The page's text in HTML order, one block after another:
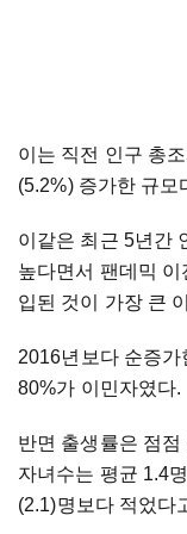
이는 직전 인구 총
(5.2%) 증가한 규모
이같은 최근 5년간
높다면서 팬데믹
입된 것이 가장 큰
2016년보다 순증
80%가 이민자였다.
반면 출생률은 점
자녀수는 평균 1.4
(2.1)명보다 적었다